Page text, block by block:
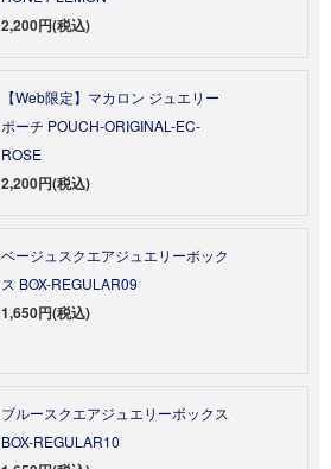
2,200円(税込)
【Web限定】マカロン ジュエリー
ポーチ POUCH-ORIGINAL-EC-
ROSE
2,200円(税込)
ベージュスクエアジュエリーボック
ス BOX-REGULAR09
1,650円(税込)
ブルースクエアジュエリーボックス
BOX-REGULAR10